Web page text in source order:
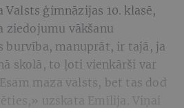
Valsts ģimnāzijas 10. klasē,
ziedojumu vākšanu
burvība, manuprāt, ir tajā, ja
skolā, to ļoti vienkārši var
maza valsts, bet tas dod
uzskata Emīlija. Viņai